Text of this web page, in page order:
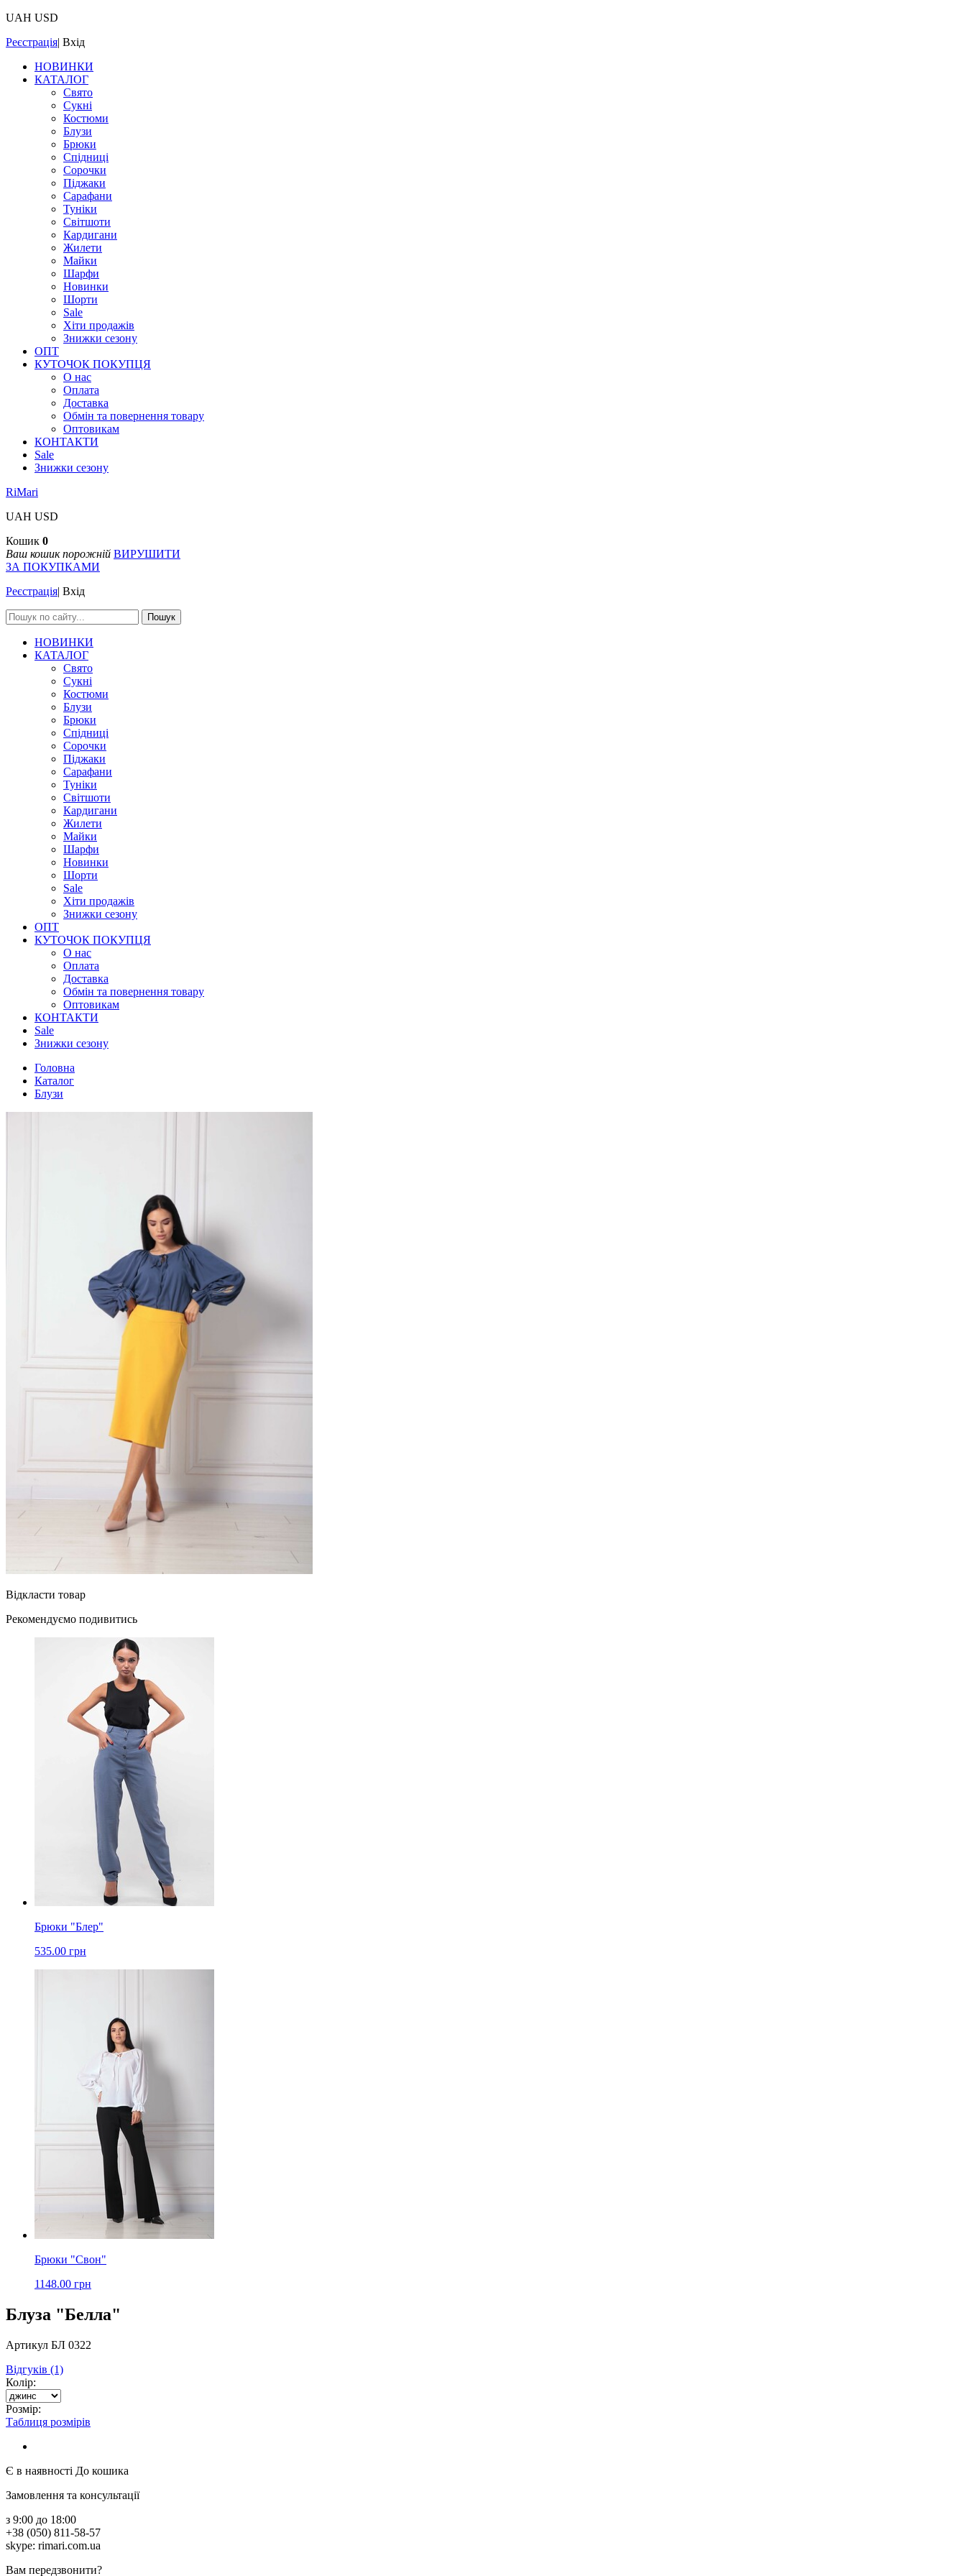
UAH USD
Реєстрація| Вхід
НОВИНКИ
КАТАЛОГ
Свято
Сукні
Костюми
Блузи
Брюки
Спідниці
Сорочки
Піджаки
Сарафани
Туніки
Світшоти
Кардигани
Жилети
Майки
Шарфи
Новинки
Шорти
Sale
Хіти продажів
Знижки сезону
ОПТ
КУТОЧОК ПОКУПЦЯ
О нас
Оплата
Доставка
Обмін та повернення товару
Оптовикам
КОНТАКТИ
Sale
Знижки сезону
RiMari
UAH USD
Кошик 0
Ваш кошик порожній ВИРУШИТИ
ЗА ПОКУПКАМИ
Реєстрація| Вхід
Пошук
НОВИНКИ
КАТАЛОГ
Свято
Сукні
Костюми
Блузи
Брюки
Спідниці
Сорочки
Піджаки
Сарафани
Туніки
Світшоти
Кардигани
Жилети
Майки
Шарфи
Новинки
Шорти
Sale
Хіти продажів
Знижки сезону
ОПТ
КУТОЧОК ПОКУПЦЯ
О нас
Оплата
Доставка
Обмін та повернення товару
Оптовикам
КОНТАКТИ
Sale
Знижки сезону
Головна
Каталог
Блузи
Відкласти товар
Рекомендуємо подивитись
Брюки "Блер"
535.00 грн
Брюки "Свон"
1148.00 грн
Блуза "Белла"
Артикул БЛ 0322
Відгуків (1)
Колір:
Розмір:
Таблиця розмірів
Є в наявності До кошика
Замовлення та консультації
з 9:00 до 18:00
+38 (050) 811-58-57
skype: rimari.com.ua
Вам передзвонити?